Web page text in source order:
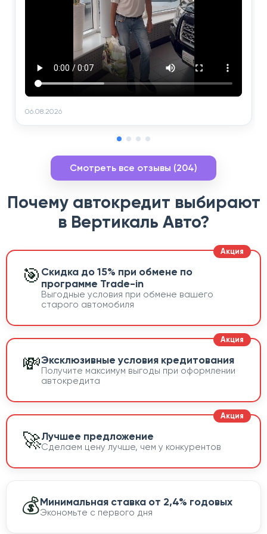
06.08.2026
Смотреть все отзывы (204)
Почему автокредит выбирают
в Вертикаль Авто?
🎯 Скидка до 15% при обмене по
программе Trade-in
Выгодные условия при обмене вашего
старого автомобиля
💸Эксклюзивные условия кредитования
Получите максимум выгоды при оформлении
автокредита
🚀Лучшее предложение
Сделаем цену лучше, чем у конкурентов
💰Минимальная ставка от 2,4% годовых
Экономьте с первого дня